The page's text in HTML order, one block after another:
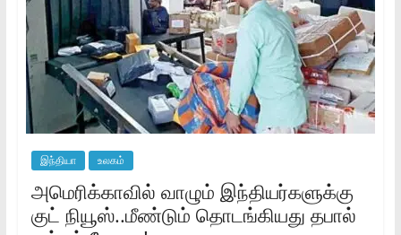
இந்தியா உலகம்
அமெரிக்காவில் வாழும் இந்தியர்களுக்கு
குட் நியூஸ்..மீண்டும் தொடங்கியது தபால்